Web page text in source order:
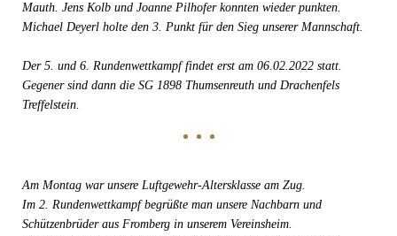
Mauth. Jens Kolb und Joanne Pilhofer konnten wieder punkten.
Michael Deyerl holte den 3. Punkt für den Sieg unserer Mannschaft.
Der 5. und 6. Rundenwettkampf findet erst am 06.02.2022 statt.
Gegener sind dann die SG 1898 Thumsenreuth und Drachenfels
Treffelstein.
Am Montag war unsere Luftgewehr-Altersklasse am Zug.
Im 2. Rundenwettkampf begrüßte man unsere Nachbarn und
Schützenbrüder aus Fromberg in unserem Vereinsheim.